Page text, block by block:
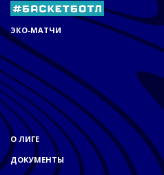
ЭКО-МАТЧИ
О ЛИГЕ
ДОКУМЕНТЫ